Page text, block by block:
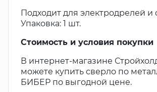
Подходит для электродрелей и
Упаковка: 1 шт.
Стоимость и условия покупки
В интернет-магазине
можете купить сверло по
БИБЕР по выгодной цене.